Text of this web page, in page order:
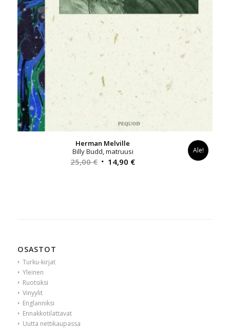
Herman Melville
Billy Budd, matruusi
25,00€ Alkuperäinen
14,90 €Nykyinen
Ale!
OSASTOT
Turku-kirjat
Yleinen
Ruotsiksi
Vinyylit
Englanniksi
Ennakkotilattavat
Uutta nettikaupassa